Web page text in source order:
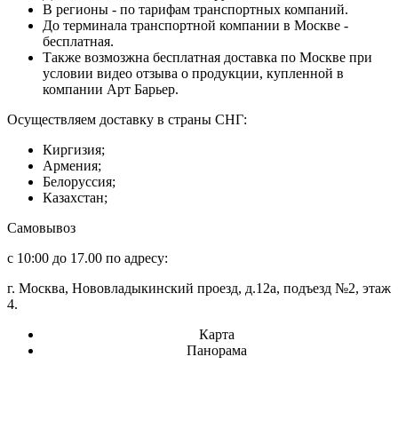
В регионы - по тарифам транспортных компаний.
До терминала транспортной компании в Москве -
бесплатная.
Также возмозжна бесплатная доставка по Москве при
условии видео отзыва о продукции, купленной в
компании Арт Барьер.
Осуществляем доставку в страны СНГ:
Киргизия;
Армения;
Белоруссия;
Казахстан;
Самовывоз
с 10:00 до 17.00 по адресу:
г. Москва, Нововладыкинский проезд, д.12а, подъезд №2, этаж
4.
Карта
Панорама